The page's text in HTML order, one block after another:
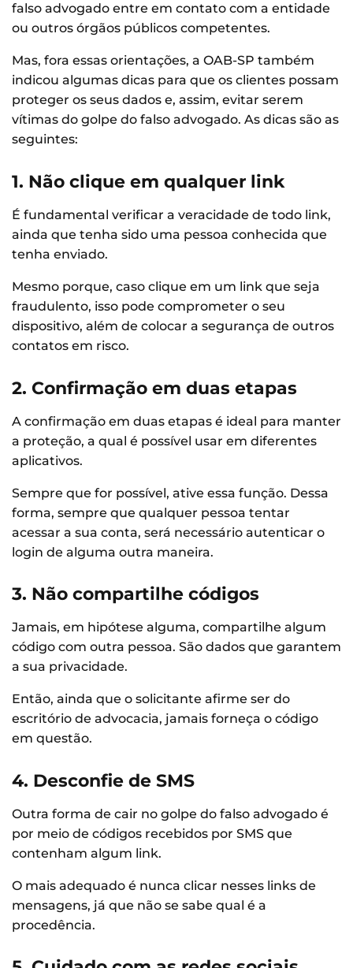
falso advogado entre em contato com a entidade
ou outros órgãos públicos competentes.
Mas, fora essas orientações, a OAB-SP também
indicou algumas dicas para que os clientes possam
proteger os seus dados e, assim, evitar serem
vítimas do golpe do falso advogado. As dicas são as
seguintes:
1. Não clique em qualquer link
É fundamental verificar a veracidade de todo link,
ainda que tenha sido uma pessoa conhecida que
tenha enviado.
Mesmo porque, caso clique em um link que seja
fraudulento, isso pode comprometer o seu
dispositivo, além de colocar a segurança de outros
contatos em risco.
2. Confirmação em duas etapas
A confirmação em duas etapas é ideal para manter
a proteção, a qual é possível usar em diferentes
aplicativos.
Sempre que for possível, ative essa função. Dessa
forma, sempre que qualquer pessoa tentar
acessar a sua conta, será necessário autenticar o
login de alguma outra maneira.
3. Não compartilhe códigos
Jamais, em hipótese alguma, compartilhe algum
código com outra pessoa. São dados que garantem
a sua privacidade.
Então, ainda que o solicitante afirme ser do
escritório de advocacia, jamais forneça o código
em questão.
4. Desconfie de SMS
Outra forma de cair no golpe do falso advogado é
por meio de códigos recebidos por SMS que
contenham algum link.
O mais adequado é nunca clicar nesses links de
mensagens, já que não se sabe qual é a
procedência.